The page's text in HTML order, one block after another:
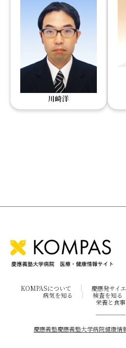
川崎洋
KOMPASについて 慶應発サイ
病気を知る
検査を知る
栄養と食事
慶應義塾慶應義塾大学病院健康情